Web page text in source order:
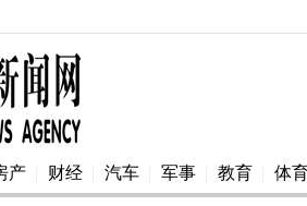
产 财经 汽车 军事 教育 体